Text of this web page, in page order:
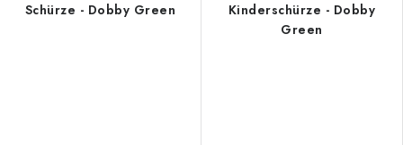
Schürze - Dobby Green
Kinderschürze - Dobby
Green